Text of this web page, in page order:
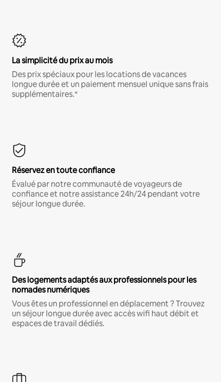
La simplicité du prix au mois
Des prix spéciaux pour les locations de vacances
longue durée et un paiement mensuel unique sans frais
supplémentaires.*
Réservez en toute confiance
Évalué par notre communauté de voyageurs de
confiance et notre assistance 24h/24 pendant votre
séjour longue durée.
Des logements adaptés aux professionnels pour les
nomades numériques
Vous êtes un professionnel en déplacement ? Trouvez
un séjour longue durée avec accès wifi haut débit et
espaces de travail dédiés.